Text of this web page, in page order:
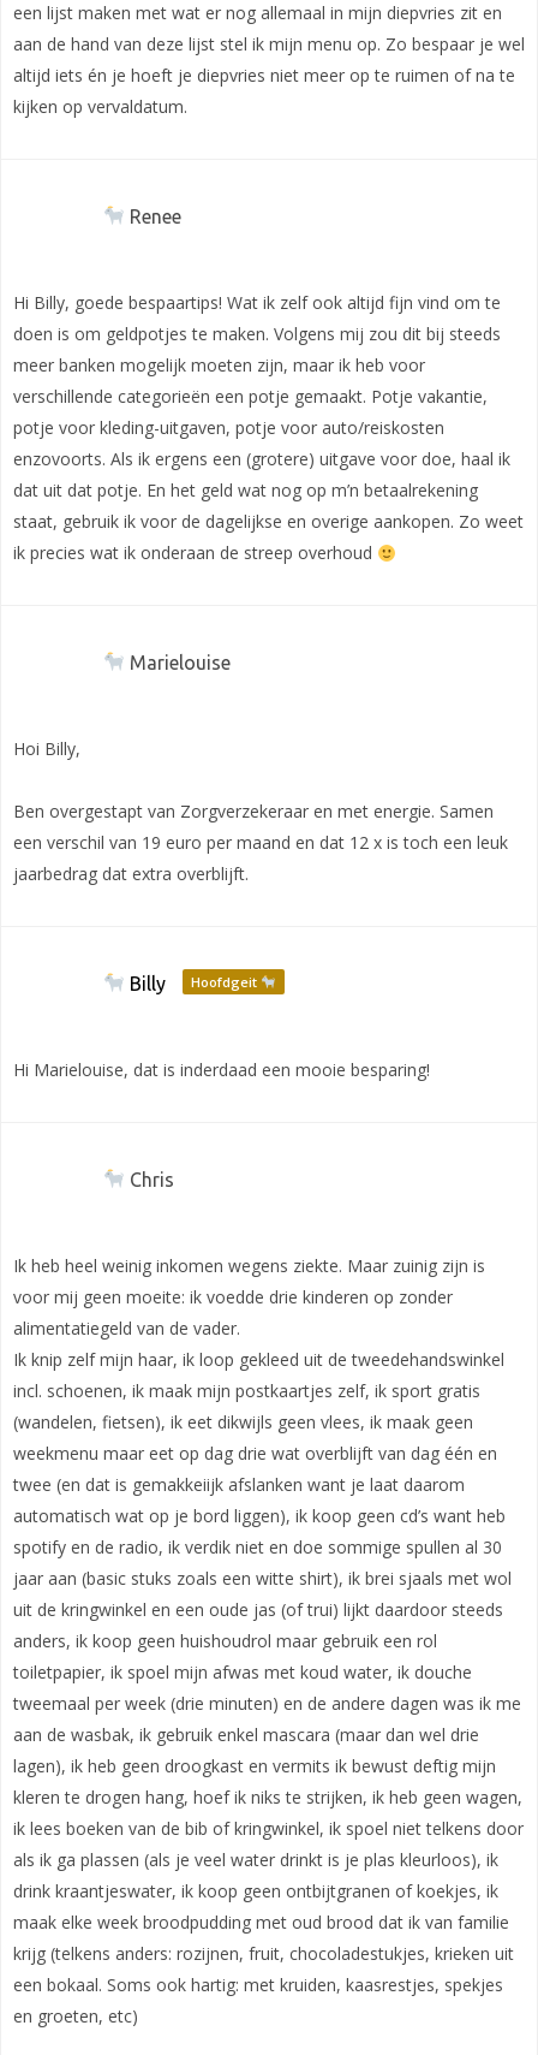
een lijst maken met wat er nog allemaal in mijn diepvries zit en
aan de hand van deze lijst stel ik mijn menu op. Zo bespaar je wel
altijd iets én je hoeft je diepvries niet meer op te ruimen of na te
kijken op vervaldatum.
Renee
Hi Billy, goede bespaartips! Wat ik zelf ook altijd fijn vind om te
doen is om geldpotjes te maken. Volgens mij zou dit bij steeds
meer banken mogelijk moeten zijn, maar ik heb voor
verschillende categorieën een potje gemaakt. Potje vakantie,
potje voor kleding-uitgaven, potje voor auto/reiskosten
enzovoorts. Als ik ergens een (grotere) uitgave voor doe, haal ik
dat uit dat potje. En het geld wat nog op m’n betaalrekening
staat, gebruik ik voor de dagelijkse en overige aankopen. Zo weet
ik precies wat ik onderaan de streep overhoud
Marielouise
Hoi Billy,
Ben overgestapt van Zorgverzekeraar en met energie. Samen
een verschil van 19 euro per maand en dat 12 x is toch een leuk
jaarbedrag dat extra overblijft.
Billy Hoofdgeit
Hi Marielouise, dat is inderdaad een mooie besparing!
Chris
Ik heb heel weinig inkomen wegens ziekte. Maar zuinig zijn is
voor mij geen moeite: ik voedde drie kinderen op zonder
alimentatiegeld van de vader.
Ik knip zelf mijn haar, ik loop gekleed uit de tweedehandswinkel
incl. schoenen, ik maak mijn postkaartjes zelf, ik sport gratis
(wandelen, fietsen), ik eet dikwijls geen vlees, ik maak geen
weekmenu maar eet op dag drie wat overblijft van dag één en
twee (en dat is gemakkeiijk afslanken want je laat daarom
automatisch wat op je bord liggen), ik koop geen cd’s want heb
spotify en de radio, ik verdik niet en doe sommige spullen al 30
jaar aan (basic stuks zoals een witte shirt), ik brei sjaals met wol
uit de kringwinkel en een oude jas (of trui) lijkt daardoor steeds
anders, ik koop geen huishoudrol maar gebruik een rol
toiletpapier, ik spoel mijn afwas met koud water, ik douche
tweemaal per week (drie minuten) en de andere dagen was ik me
aan de wasbak, ik gebruik enkel mascara (maar dan wel drie
lagen), ik heb geen droogkast en vermits ik bewust deftig mijn
kleren te drogen hang, hoef ik niks te strijken, ik heb geen wagen,
ik lees boeken van de bib of kringwinkel, ik spoel niet telkens door
als ik ga plassen (als je veel water drinkt is je plas kleurloos), ik
drink kraantjeswater, ik koop geen ontbijtgranen of koekjes, ik
maak elke week broodpudding met oud brood dat ik van familie
krijg (telkens anders: rozijnen, fruit, chocoladestukjes, krieken uit
een bokaal. Soms ook hartig: met kruiden, kaasrestjes, spekjes
en groeten, etc)